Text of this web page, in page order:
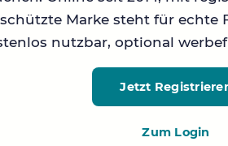
Marke steht für echte
nutzbar, optional
Jetzt
Zum Login